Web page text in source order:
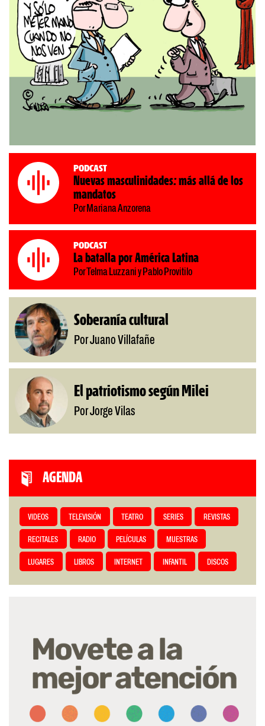
Podcast
Nuevas masculinidades: más allá de los
mandatos
Por Mariana Anzorena
Podcast
La batalla por América Latina
Por Telma Luzzani y Pablo Provitilo
Soberanía cultural
Por Juano Villafañe
El patriotismo según Milei
Por Jorge Vilas
AGENDA
VIDEOS TELEVISIÓN TEATRO SERIES REVISTAS
RECITALES RADIO PELÍCULAS MUESTRAS
LUGARES LIBROS INTERNET INFANTIL DISCOS